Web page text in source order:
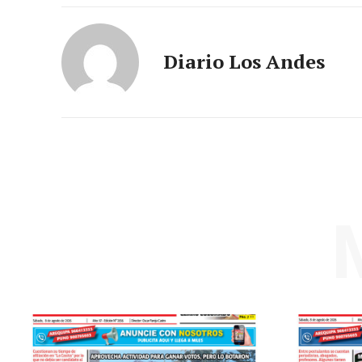
Diario Los Andes